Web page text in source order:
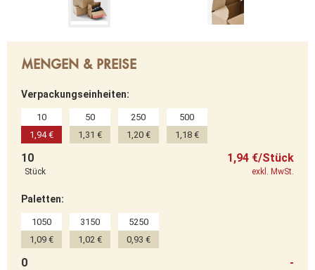
MENGEN & PREISE
Verpackungseinheiten:
10
1,94 €
50
1,31 €
250
1,20 €
500
1,18 €
10
Stück
1,94 €/Stück
exkl. MwSt.
Paletten:
1050
1,09 €
3150
1,02 €
5250
0,93 €
0 -